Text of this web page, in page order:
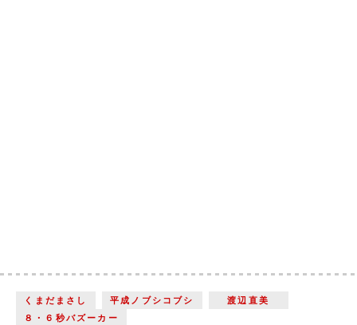
くまだまさし 平成ノブシコブシ
渡辺直美
８・６秒バズーカー